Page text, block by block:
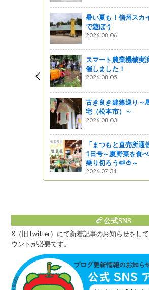
暑い夏も！信州スカ
で遊ぼう
2026.08.06
スマート農業機械実
催しました！
2026.08.05
古き良き建築巡り～
宅（松本市）～
2026.08.03
「まつもと直売所通
1日号～夏野菜を食
乗り切ろう🍉🍅～
2026.07.31
公式SNS
X（旧Twitter）にて新着記事のお知らせをし
ウントが必要です。